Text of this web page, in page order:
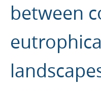
between